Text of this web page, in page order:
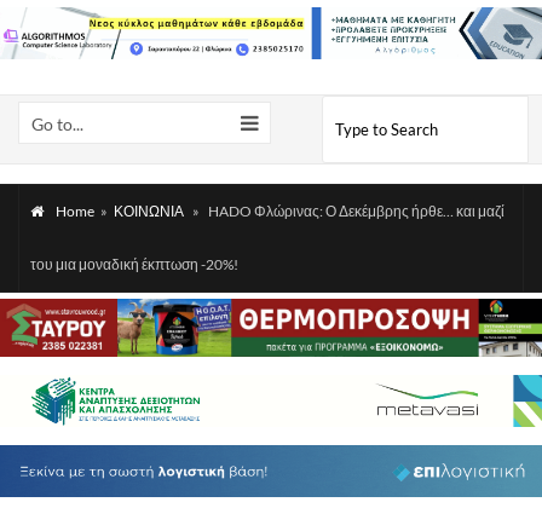
Go to...
Home » ΚΟΙΝΩΝΙΑ » HADO Φλώρινας: Ο Δεκέμβρης ήρθε… και μαζί
του μια μοναδική έκπτωση -20%!